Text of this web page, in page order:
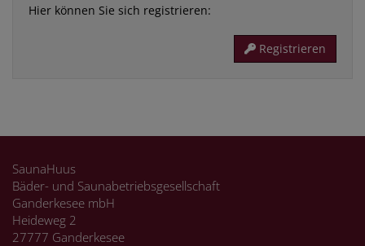
Hier können Sie sich registrieren:
Registrieren
SaunaHuus
Bäder- und Saunabetriebsgesellschaft
Ganderkesee mbH
Heideweg 2
27777 Ganderkesee